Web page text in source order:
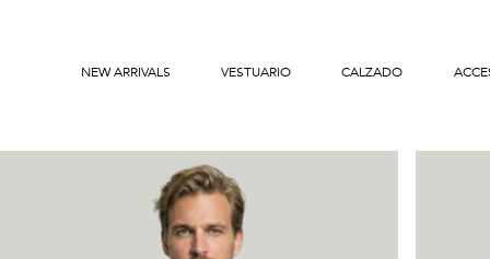
NEW ARRIVALS VESTUARIO CALZADO